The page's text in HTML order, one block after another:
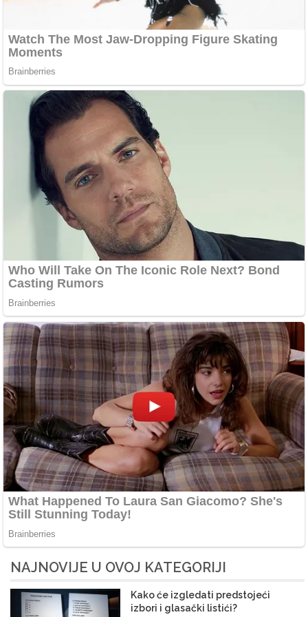
NAJNOVIJE U OVOJ KATEGORIJI
Kako će izgledati predstojeći
izbori i glasački listići?